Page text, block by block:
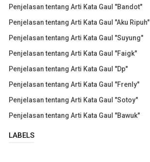
Penjelasan tentang Arti Kata Gaul "Bandot"
Penjelasan tentang Arti Kata Gaul "Aku Ripuh"
Penjelasan tentang Arti Kata Gaul "Suyung"
Penjelasan tentang Arti Kata Gaul "Faigk"
Penjelasan tentang Arti Kata Gaul "Dp"
Penjelasan tentang Arti Kata Gaul "Frenly"
Penjelasan tentang Arti Kata Gaul "Sotoy"
Penjelasan tentang Arti Kata Gaul "Bawuk"
LABELS